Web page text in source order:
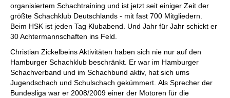
organisiertem Schachtraining und ist jetzt seit einiger Zeit der
größte Schachklub Deutschlands - mit fast 700 Mitgliedern.
Beim HSK ist jeden Tag Klubabend. Und Jahr für Jahr schickt er
30 Achtermannschaften ins Feld.
Christian Zickelbeins Aktivitäten haben sich nie nur auf den
Hamburger Schachklub beschränkt. Er war im Hamburger
Schachverband und im Schachbund aktiv, hat sich ums
Jugendschach und Schulschach gekümmert. Als Sprecher der
Bundesliga war er 2008/2009 einer der Motoren für die